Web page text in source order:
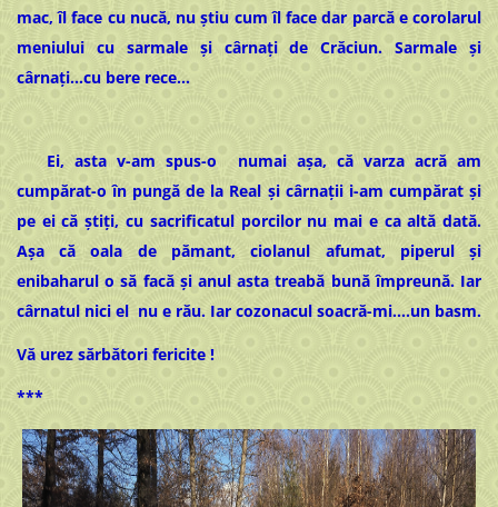
mac, îl face cu nucă, nu știu cum îl face dar parcă e corolarul
meniului cu sarmale și cârnați de Crăciun. Sarmale și
cârnați…cu bere rece…
Ei, asta v-am spus-o numai așa, că varza acră am
cumpărat-o în pungă de la Real și cârnații i-am cumpărat și
pe ei că știți, cu sacrificatul porcilor nu mai e ca altă dată.
Așa că oala de pămant, ciolanul afumat, piperul și
enibaharul o să facă și anul asta treabă bună împreună. Iar
cârnatul nici el nu e rău. Iar cozonacul soacră-mi….un basm.
Vă urez sărbători fericite !
***